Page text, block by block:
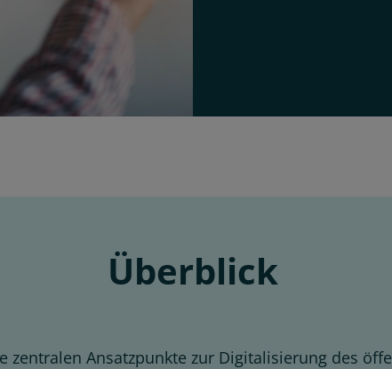
Überblick
zentralen Ansatzpunkte zur Digitalisierung des